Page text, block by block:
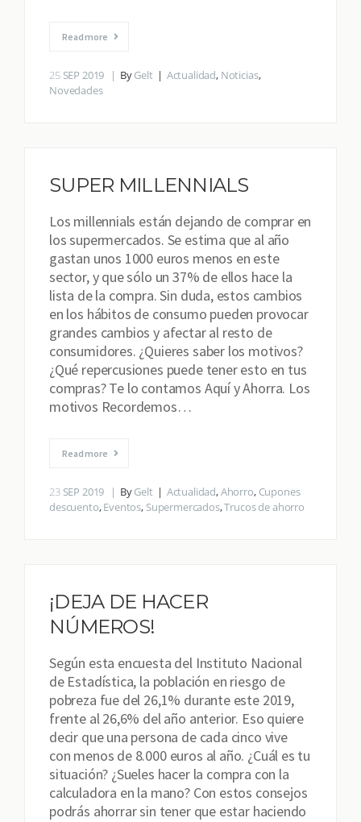
Read more
25 SEP 2019 ByGelt Actualidad, Noticias,
Novedades
SUPER MILLENNIALS
Los millennials están dejando de comprar en
los supermercados. Se estima que al año
gastan unos 1000 euros menos en este
sector, y que sólo un 37% de ellos hace la
lista de la compra. Sin duda, estos cambios
en los hábitos de consumo pueden provocar
grandes cambios y afectar al resto de
consumidores. ¿Quieres saber los motivos?
¿Qué repercusiones puede tener esto en tus
compras? Te lo contamos Aquí y Ahorra. Los
motivos Recordemos…
Read more
23 SEP 2019 ByGelt Actualidad,Ahorro, Cupones
descuento,Eventos, Supermercados,Trucos de ahorro
¡DEJA DE HACER
NÚMEROS!
Según esta encuesta del Instituto Nacional
de Estadística, la población en riesgo de
pobreza fue del 26,1% durante este 2019,
frente al 26,6% del año anterior. Eso quiere
decir que una persona de cada cinco vive
con menos de 8.000 euros al año. ¿Cuál es tu
situación? ¿Sueles hacer la compra con la
calculadora en la mano? Con estos consejos
podrás ahorrar sin tener que estar haciendo